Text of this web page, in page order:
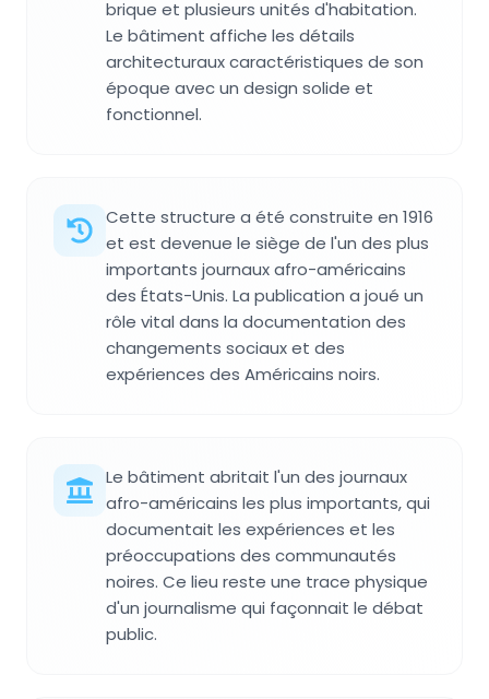
brique et plusieurs unités d'habitation.
Le bâtiment affiche les détails
architecturaux caractéristiques de son
époque avec un design solide et
fonctionnel.
Cette structure a été construite en 1916
et est devenue le siège de l'un des plus
importants journaux afro-américains
des États-Unis. La publication a joué un
rôle vital dans la documentation des
changements sociaux et des
expériences des Américains noirs.
Le bâtiment abritait l'un des journaux
afro-américains les plus importants, qui
documentait les expériences et les
préoccupations des communautés
noires. Ce lieu reste une trace physique
d'un journalisme qui façonnait le débat
public.